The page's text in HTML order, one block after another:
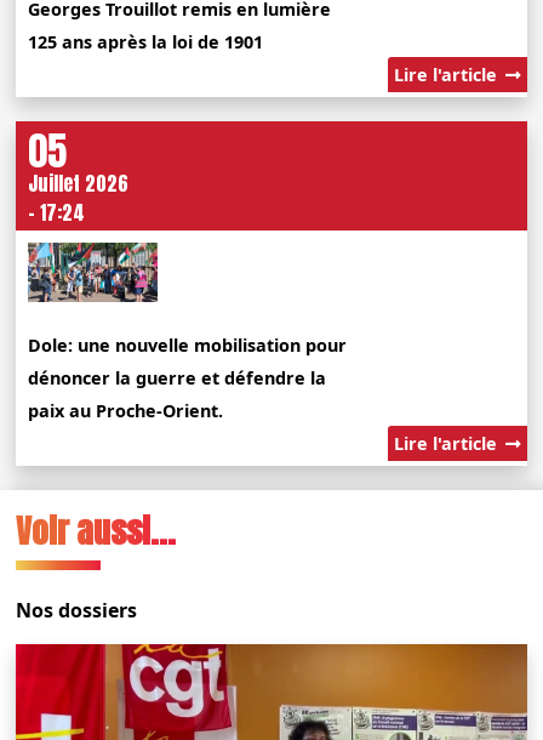
Georges Trouillot remis en lumière
125 ans après la loi de 1901
Lire l'article
05
Juillet 2026
- 17:24
Dole: une nouvelle mobilisation pour
dénoncer la guerre et défendre la
paix au Proche-Orient.
Lire l'article
Voir aussi...
Nos dossiers